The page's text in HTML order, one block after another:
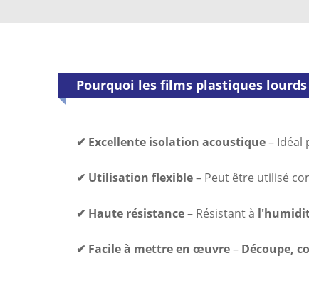
Pourquoi les films plastiques
✔ Excellente isolation acoustique– Idéal
✔ Utilisation flexible– Peut être utilisé
✔ Haute résistance– Résistant à
✔ Facile à mettre en œuvre– Découpe,